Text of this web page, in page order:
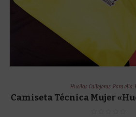
Huellas Callejeras,Para ella,
Camiseta Técnica Mujer